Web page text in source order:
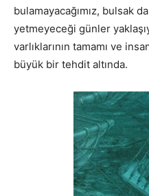
bulamayacağımız, bulsak
yetmeyeceği günler
varlıklarının tamamı ve
büyük bir tehdit altında.